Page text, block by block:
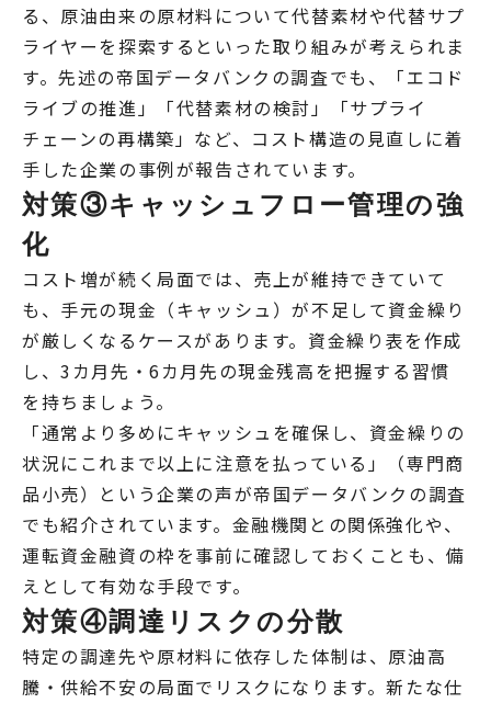
る、原油由来の原材料について代替素材や代替サプ
ライヤーを探索するといった取り組みが考えられま
す。先述の帝国データバンクの調査でも、「エコド
ライブの推進」「代替素材の検討」「サプライ
チェーンの再構築」など、コスト構造の見直しに着
手した企業の事例が報告されています。
対策③キャッシュフロー管理の強
化
コスト増が続く局面では、売上が維持できていて
も、手元の現金（キャッシュ）が不足して資金繰り
が厳しくなるケースがあります。資金繰り表を作成
し、3カ月先・6カ月先の現金残高を把握する習慣
を持ちましょう。
「通常より多めにキャッシュを確保し、資金繰りの
状況にこれまで以上に注意を払っている」（専門商
品小売）という企業の声が帝国データバンクの調査
でも紹介されています。金融機関との関係強化や、
運転資金融資の枠を事前に確認しておくことも、備
えとして有効な手段です。
対策④調達リスクの分散
特定の調達先や原材料に依存した体制は、原油高
騰・供給不安の局面でリスクになります。新たな仕